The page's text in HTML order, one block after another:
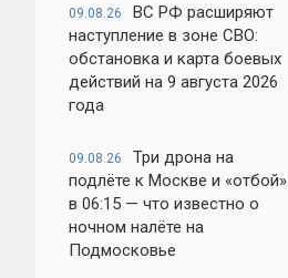
09.08.26
ВС РФ расширяют
наступление в зоне СВО:
обстановка и карта боевых
действий на 9 августа 2026
года
09.08.26
Три дрона на
подлёте к Москве и «отбой»
в 06:15 — что известно о
ночном налёте на
Подмосковье